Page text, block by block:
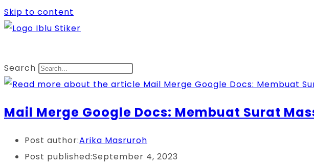
Skip to content
Search
Mail Merge Google Docs: Membuat Surat
Post author:Arika Masruroh
Post published:September 4, 2023